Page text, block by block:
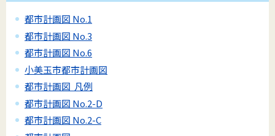
都市計画図 No.1
都市計画図 No.3
都市計画図 No.6
小美玉市都市計画図
都市計画図 凡例
都市計画図 No.2-D
都市計画図 No.2-C